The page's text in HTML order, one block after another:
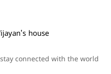
house
connected with the world